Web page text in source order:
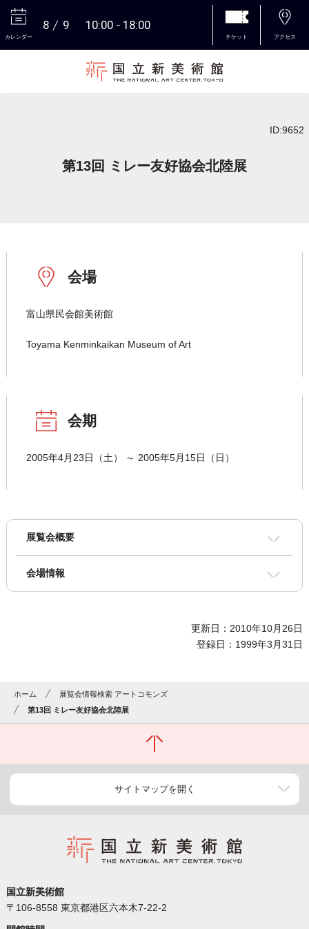
カレンダー
8 9 10:00 18:00
チケット アクセス
ID:9652
第13回 ミレー友好協会北陸展
会場
富山県民会館美術館
Toyama Kenminkaikan Museum of Art
会期
2005年4月23日（土） ～ 2005年5月15日（日）
展覧会概要
会場情報
更新日：2010年10月26日
登録日：1999年3月31日
ホーム
展覧会情報検索 アートコモンズ
第13回 ミレー友好協会北陸展
サイトマップを開く
国立新美術館
〒106-8558 東京都港区六本木7-22-2